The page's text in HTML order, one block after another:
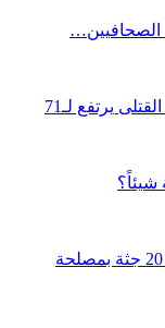
الصحافيين…
شيئاً؟
ارتفاع حصيلة ضحايا محاولة اقتحام سبتة إلى 20 جثة بمصلحة